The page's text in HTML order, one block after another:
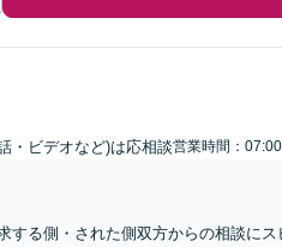
・ビデオなど)は応相談営業時間：
する側・された側双方からの相談に